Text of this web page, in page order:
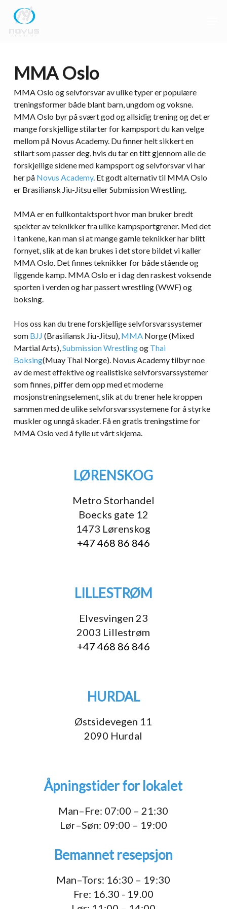
MMA Oslo
MMA Oslo og selvforsvar av ulike typer er populære
treningsformer både blant barn, ungdom og voksne.
MMA Oslo byr på svært god og allsidig trening og det er
mange forskjellige stilarter for kampsport du kan velge
mellom på Novus Academy. Du finner helt sikkert en
stilart som passer deg, hvis du tar en titt gjennom alle de
forskjellige sidene med kampsport og selvforsvar vi har
her på Novus Academy. Et godt alternativ til MMA Oslo
er Brasiliansk Jiu-Jitsu eller Submission Wrestling.
MMA er en fullkontaktsport hvor man bruker bredt
spekter av teknikker fra ulike kampsportgrener. Med det
i tankene, kan man si at mange gamle teknikker har blitt
fornyet, slik at de kan brukes i det store bildet vi kaller
MMA Oslo. Det finnes teknikker for både stående og
liggende kamp. MMA Oslo er i dag den raskest voksende
sporten i verden og har passert wrestling (WWF) og
boksing.
Hos oss kan du trene forskjellige selvforsvarssystemer
som BJJ (Brasiliansk Jiu-Jitsu), MMANorge (Mixed
Martial Arts),Submission Wrestlingog Thai
Boksing(Muay Thai Norge). Novus Academy tilbyr noe
av de mest effektive og realistiske selvforsvarssystemer
som finnes, piffer dem opp med et moderne
mosjonstreningselement, slik at du trener hele kroppen
sammen med de ulike selvforsvarssystemene for å styrke
muskler og unngå skader. Få en gratis treningstime for
MMA Oslo ved å fylle ut vårt skjema.
LØRENSKOG
Metro Storhandel
Boecks gate 12
1473 Lørenskog
+47 468 86 846
LILLESTRØM
Elvesvingen 23
2003 Lillestrøm
+47 468 86 846
HURDAL
Østsidevegen 11
2090 Hurdal
Åpningstider for lokalet
Man–Fre: 07:00 – 21:30
Lør–Søn: 09:00 – 19:00
Bemannet resepsjon
Man–Tors: 16:30 – 19:30
Fre: 16.30 - 19.00